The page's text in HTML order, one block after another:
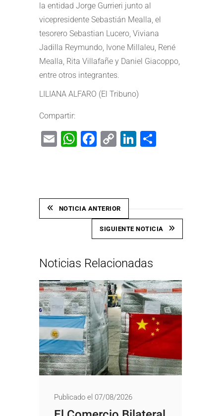
la entidad Jorge Gurrieri junto al
vicepresidente Sebastián Mealla, el
tesorero Sebastian Lucero, Viviana
Jadilla Reymundo, Ivone Millaleu, René
Mealla, Rita Villafañe y Daniel Giacoppo,
entre otros integrantes.
LILIANA ALFARO (El Tribuno)
Compartir:
EmailWhatsApp
Facebook
CopyLinkedIn
NOTICIA ANTERIOR
SIGUIENTE NOTICIA
Noticias Relacionadas
Publicado el 07/08/2026